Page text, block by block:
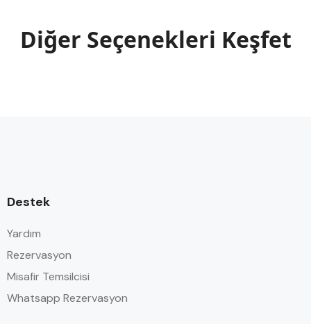
Diğer Seçenekleri Keşfet
Destek
Yardım
Rezervasyon
Misafir Temsilcisi
Whatsapp Rezervasyon